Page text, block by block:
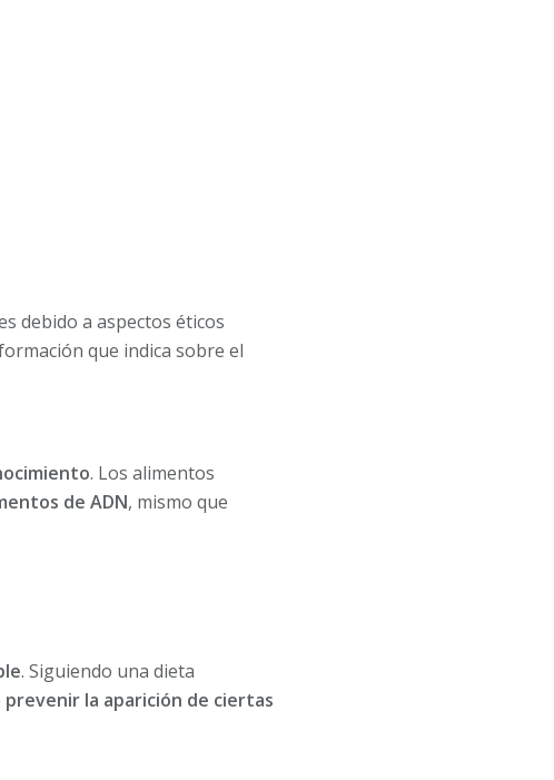
debido a aspectos éticos
que indica sobre el
. Los alimentos
de ADN, mismo que
. Siguiendo una dieta
prevenir la aparición de ciertas